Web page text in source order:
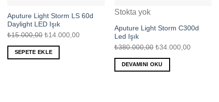
Aputure Light Storm LS 60d
Daylight LED Işık
₺15.000,00 Orijinal
fiyat:
₺15.000,00.
₺14.000,00Şu
SEPETE EKLE
Stokta yok
Aputure Light Storm C300d
Led Işık
₺380.000,00 Orijinal
fiyat:
₺380.000,00.
₺34.000,00Şu
DEVAMINI OKU